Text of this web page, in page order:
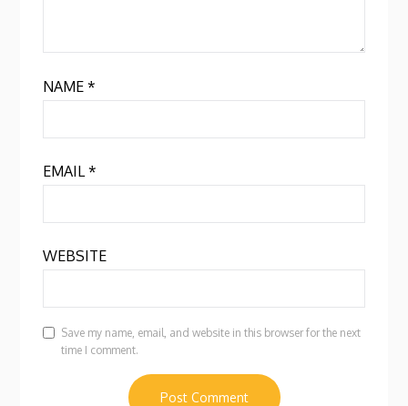
NAME*
EMAIL*
WEBSITE
Save my name, email, and website in this browser for the next
time I comment.